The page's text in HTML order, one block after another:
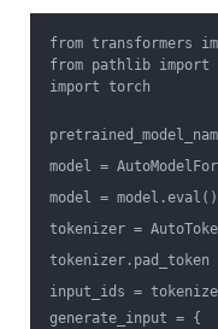
from transformers
from pathlib import
import torch
model =
model = model.eval()
tokenizer =
tokenizer.pad_token
input_ids =
generate_input = {